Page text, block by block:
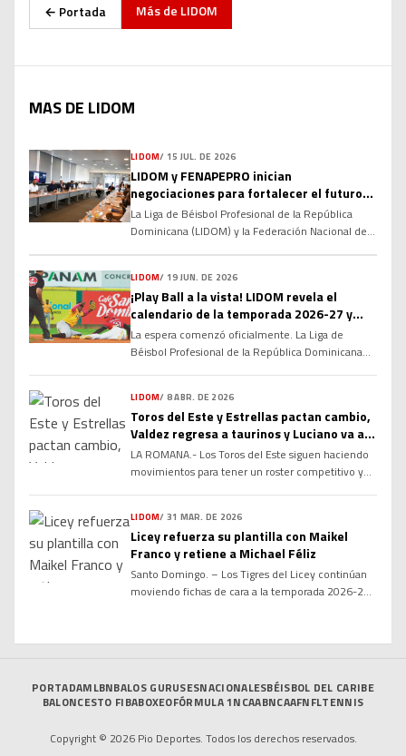
← Portada Más de LIDOM
MAS DE LIDOM
LIDOM/ 15 JUL. DE 2026
LIDOM y FENAPEPRO inician
negociaciones para fortalecer el futuro
del béisbol invernal dominicano
La Liga de Béisbol Profesional de la República
Dominicana (LIDOM) y la Federación Nacional de
Colectivo, marcando el inicio de un proceso de
diálogo que busca consolidar las relaciones
laborales y fortalecer la estructura del béisbol
profesional dominicano de cara a las […]
LIDOM/ 19 JUN. DE 2026
¡Play Ball a la vista! LIDOM revela el
calendario de la temporada 2026-27 y
enciende la cuenta regresiva
La espera comenzó oficialmente. La Liga de
Béisbol Profesional de la República Dominicana
el inicio de la cuenta regresiva para una nueva
temporada cargada de rivalidades, emociones y
grandes expectativas. La serie regular arrancará el
próximo 16 de octubre y concluirá el 22 […]
LIDOM/ 8 ABR. DE 2026
Toros del Este y Estrellas pactan cambio,
Valdez regresa a taurinos y Luciano va a
Estrellas
LA ROMANA.- Los Toros del Este siguen haciendo
movimientos para tener un roster competitivo y
en cambio desde las Estrellas Orientales, por el
jardinero Marco Luciano. Valdez, seleccionado por
los Toros en la ronda tres del Draft de Novatos del
2021, viene de […]
LIDOM/ 31 MAR. DE 2026
Licey refuerza su plantilla con Maikel
Franco y retiene a Michael Féliz
Santo Domingo. – Los Tigres del Licey continúan
moviendo fichas de cara a la temporada 2026-27
relevista Michael Féliz. Franco, de 32 años, llega
versatilidad y poder ofensivo al cuadro interior. El
jugador […]
PORTADAMLBNBALOS GURUSESNACIONALESBÉISBOL DEL CARIBE
BALONCESTO FIBABOXEOFÓRMULA 1NCAABNCAAFNFLTENNIS
Copyright © 2026 Pio Deportes. Todos los derechos reservados.